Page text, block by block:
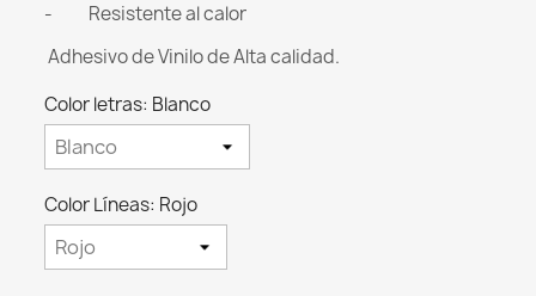
- Resistente al calor
Adhesivo de Vinilo de Alta calidad.
Color letras: Blanco
Color Líneas: Rojo